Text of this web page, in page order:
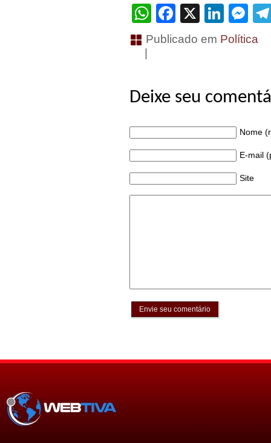
WhatsApp
Facebook
X
Publicado em Política
Deixe seu
Nome
E-mail
Site
Envie seu comentário